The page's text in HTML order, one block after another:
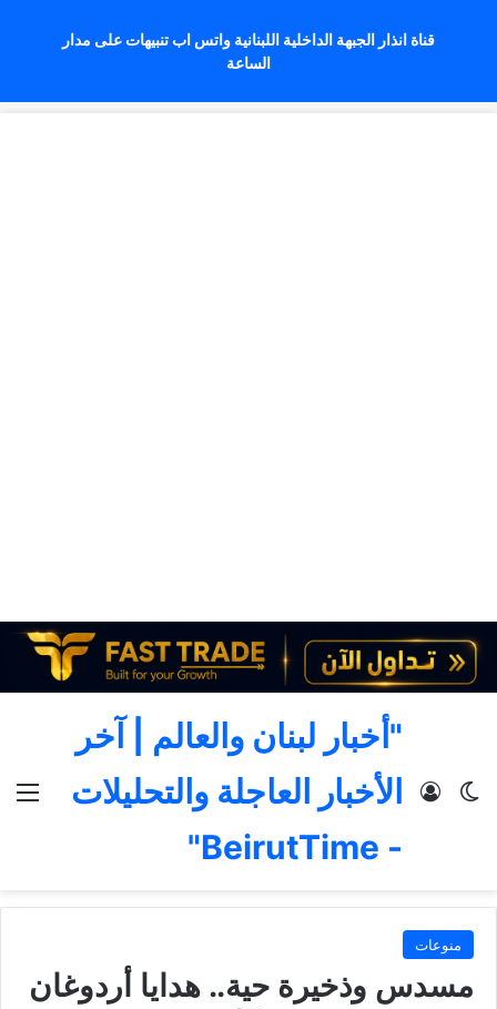
قناة انذار الجبهة الداخلية اللبنانية واتس اب تنبيهات على مدار
الساعة
"أخبار لبنان والعالم | آخر
الأخبار العاجلة والتحليلات
- BeirutTime"
الوضع المظلم
تسجيل الدخول
منوعات
مسدس وذخيرة حية.. هدايا أردوغان